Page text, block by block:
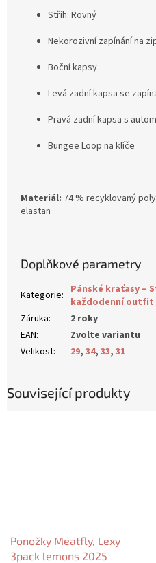
Střih: Rovný
Nekorozivní zapínání na
Boční kapsy
Levá zadní kapsa se
Pravá zadní kapsa s
Bungee Loop na klíče
Materiál: 74 % recyklovaný
elastan
Doplňkové parametry
Kategorie: Pánské kraťasy –
každodenní outfit
Záruka:
2 roky
EAN:
Zvolte variantu
Velikost: 29, 34, 33, 31
Související produkty
Ponožky Meatfly, Lexy
3pack lemons 2025